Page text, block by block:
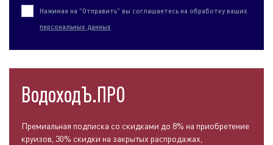
Нажимая на "Отправить" вы соглашаетесь на обработку ваших
персональных данных
ВодоходЪ.ПРО
Премиальная подписка со скидками до 8% на приобретение
круизов, 30% скидки на закрытых распродажах,